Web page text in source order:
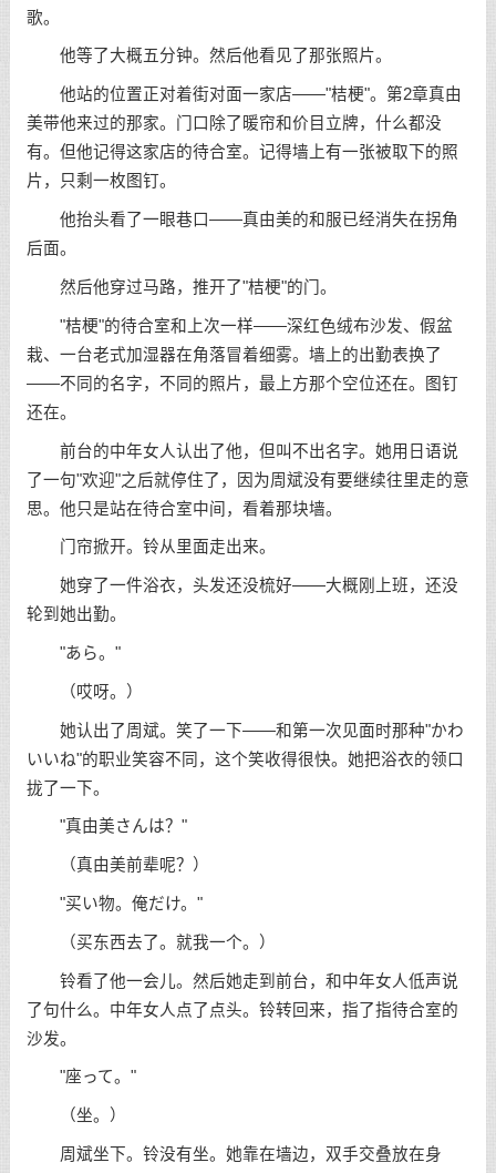
歌。
他等了大概五分钟。然后他看见了那张照片。
他站的位置正对着街对面一家店——"桔梗"。第2章真由
美带他来过的那家。门口除了暖帘和价目立牌，什么都没
有。但他记得这家店的待合室。记得墙上有一张被取下的照
片，只剩一枚图钉。
他抬头看了一眼巷口——真由美的和服已经消失在拐角
后面。
然后他穿过马路，推开了"桔梗"的门。
"桔梗"的待合室和上次一样——深红色绒布沙发、假盆
栽、一台老式加湿器在角落冒着细雾。墙上的出勤表换了
——不同的名字，不同的照片，最上方那个空位还在。图钉
还在。
前台的中年女人认出了他，但叫不出名字。她用日语说
了一句"欢迎"之后就停住了，因为周斌没有要继续往里走的意
思。他只是站在待合室中间，看着那块墙。
门帘掀开。铃从里面走出来。
她穿了一件浴衣，头发还没梳好——大概刚上班，还没
轮到她出勤。
"あら。"
（哎呀。）
她认出了周斌。笑了一下——和第一次见面时那种"かわ
いいね"的职业笑容不同，这个笑收得很快。她把浴衣的领口
拢了一下。
"真由美さんは？"
（真由美前辈呢？）
"买い物。俺だけ。"
（买东西去了。就我一个。）
铃看了他一会儿。然后她走到前台，和中年女人低声说
了句什么。中年女人点了点头。铃转回来，指了指待合室的
沙发。
"座って。"
（坐。）
周斌坐下。铃没有坐。她靠在墙边，双手交叠放在身